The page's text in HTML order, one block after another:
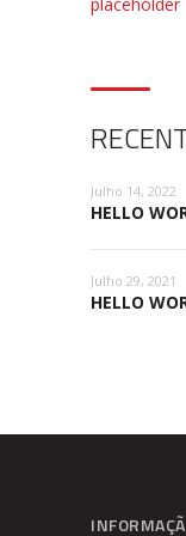
Julho 14, 2022
HELLO
Julho 29, 2021
HELLO